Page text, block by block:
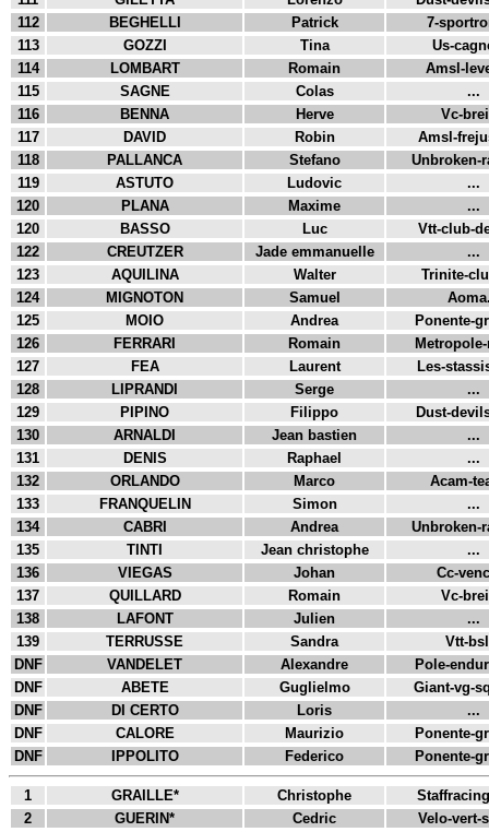
112
BEGHELLI Patrick
7-
113
GOZZI Tina
Us-
114
LOMBART Romain
Amsl-
115
SAGNE Colas
...
116
BENNA Herve
Vc-
117
DAVID Robin
Amsl-
118
PALLANCA Stefano
Unbroken-
119
ASTUTO Ludovic
...
120
PLANA Maxime
...
120
BASSO Luc
Vtt-club-
122
CREUTZER Jade emmanuelle
...
123
AQUILINA Walter
Trinite-
124
MIGNOTON Samuel
125
MOIO Andrea
Ponente-
126
FERRARI Romain
127
FEA Laurent
Les-
128
LIPRANDI Serge
...
129
PIPINO Filippo
Dust-
130
ARNALDI Jean bastien
...
131
DENIS Raphael
...
132
ORLANDO Marco
Acam-
133
FRANQUELIN Simon
...
134
CABRI Andrea
Unbroken-
135
TINTI Jean christophe
...
136
VIEGAS Johan
Cc-
137
QUILLARD Romain
Vc-
138
LAFONT Julien
...
139
TERRUSSE Sandra
Vtt-
DNF
VANDELET Alexandre
Pole-
DNF
ABETE Guglielmo
Giant-vg-
DNF
DI CERTO Loris
...
DNF
CALORE Maurizio
Ponente-
DNF
IPPOLITO Federico Ponente-
1 GRAILLE* Christophe
2
GUERIN* Cedric Velo-vert-